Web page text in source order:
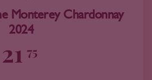
Monterey Chardonnay
2024
21 75